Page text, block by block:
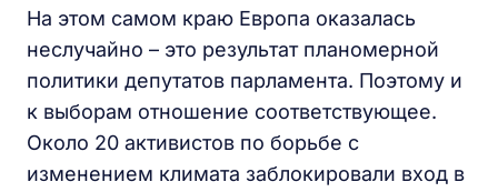
На этом самом краю Европа оказалась
неслучайно – это результат планомерной
политики депутатов парламента. Поэтому и
к выборам отношение соответствующее.
Около 20 активистов по борьбе с
изменением климата заблокировали вход в